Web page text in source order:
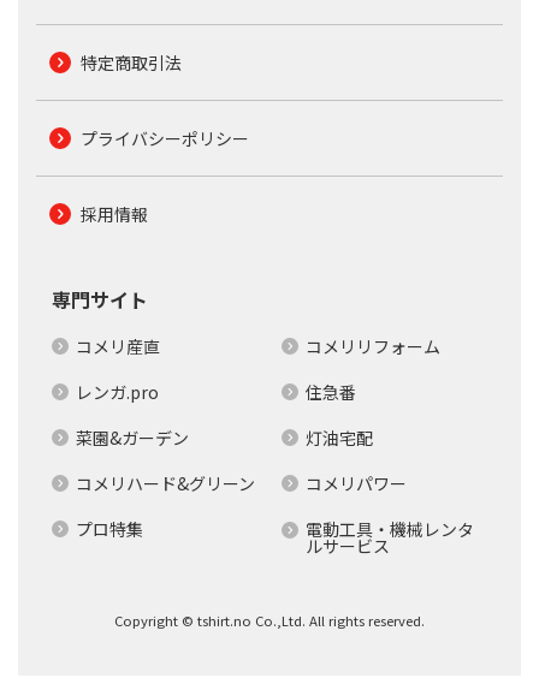
特定商取引法
プライバシーポリシー
採用情報
専門サイト
コメリ産直
コメリリフォーム
レンガ.pro
住急番
菜園&ガーデン
灯油宅配
コメリハード&グリーン
コメリパワー
プロ特集
電動工具・機械レンタ
ルサービス
Copyright © tshirt.no Co.,Ltd. All rights reserved.